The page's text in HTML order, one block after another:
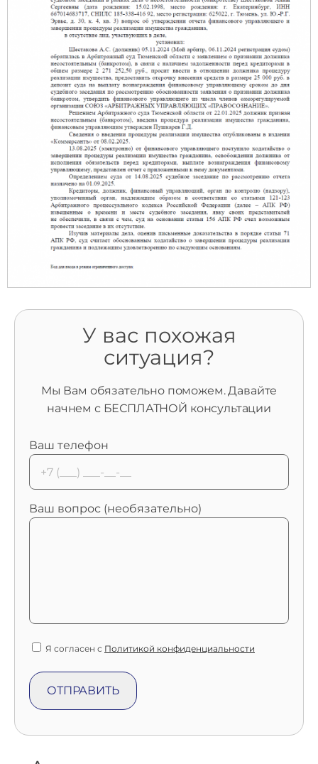
У вас похожая
ситуация?
Мы Вам обязательно поможем. Давайте
начнем с БЕСПЛАТНОЙ консультации
Ваш телефон
Ваш вопрос (необязательно)
Я согласен с Политикой конфиденциальности